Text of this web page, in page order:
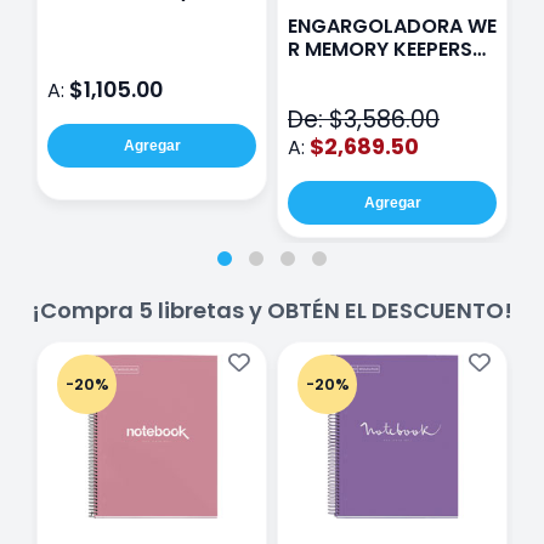
A: $1,105.00
Agregar
ENGARGOLADORA WE
R MEMORY KEEPERS
De: $3,586.00
A: $2,689.50
Agregar
¡Compra 5 libretas y OBTÉN EL DESCUENTO!
-20% -20%